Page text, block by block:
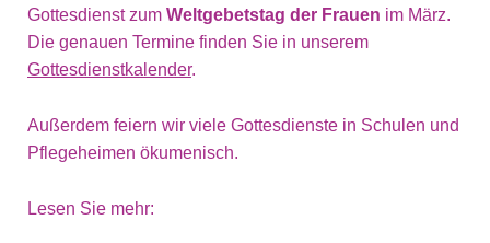
Gottesdienst zum Weltgebetstag der Frauen im März.
Die genauen Termine finden Sie in unserem
Gottesdienstkalender.
Außerdem feiern wir viele Gottesdienste in Schulen und
Pflegeheimen ökumenisch.
Lesen Sie mehr: